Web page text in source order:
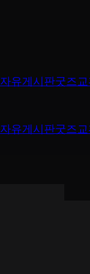
자유게시판굿즈
자유게시판굿즈